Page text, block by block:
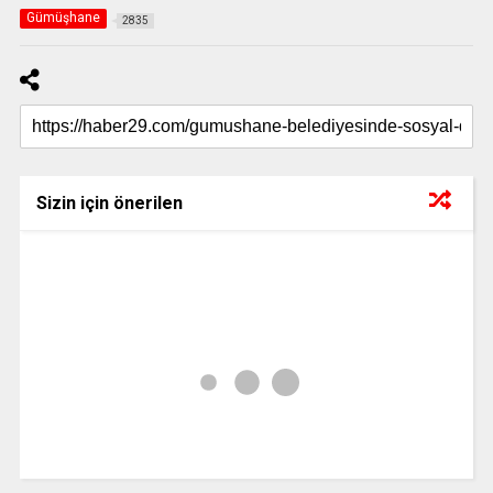
Gümüşhane 2835
Sizin için önerilen